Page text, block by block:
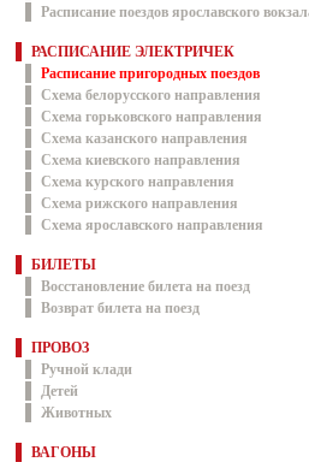
Расписание поездов ярославского
РАСПИСАНИЕ ЭЛЕКТРИЧЕК
Расписание пригородных поездов
Схема белорусского направления
Схема горьковского направления
Схема казанского направления
Схема киевского направления
Схема курского направления
Схема рижского направления
Схема ярославского направления
БИЛЕТЫ
Восстановление билета на поезд
Возврат билета на поезд
ПРОВОЗ
Ручной клади
Детей
Животных
ВАГОНЫ